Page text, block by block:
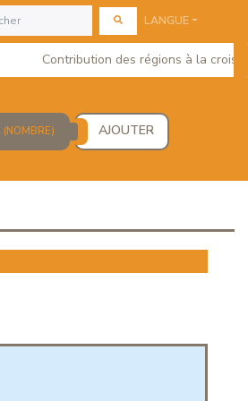
LANGUE
Contribution des régions à la
(NOMBRE) AJOUTER